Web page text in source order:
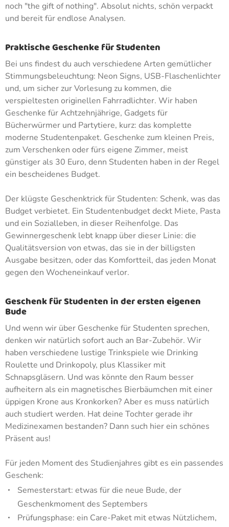
noch "the gift of nothing". Absolut nichts, schön verpackt
und bereit für endlose Analysen.
Praktische Geschenke für Studenten
Bei uns findest du auch verschiedene Arten gemütlicher
Stimmungsbeleuchtung: Neon Signs, USB-Flaschenlichter
und, um sicher zur Vorlesung zu kommen, die
verspieltesten originellen Fahrradlichter. Wir haben
Geschenke für Achtzehnjährige, Gadgets für
Bücherwürmer und Partytiere, kurz: das komplette
moderne Studentenpaket. Geschenke zum kleinen Preis,
zum Verschenken oder fürs eigene Zimmer, meist
günstiger als 30 Euro, denn Studenten haben in der Regel
ein bescheidenes Budget.
Der klügste Geschenktrick für Studenten: Schenk, was das
Budget verbietet. Ein Studentenbudget deckt Miete, Pasta
und ein Sozialleben, in dieser Reihenfolge. Das
Gewinnergeschenk lebt knapp über dieser Linie: die
Qualitätsversion von etwas, das sie in der billigsten
Ausgabe besitzen, oder das Komfortteil, das jeden Monat
gegen den Wocheneinkauf verlor.
Geschenk für Studenten in der ersten eigenen
Bude
Und wenn wir über Geschenke für Studenten sprechen,
denken wir natürlich sofort auch an Bar-Zubehör. Wir
haben verschiedene lustige Trinkspiele wie Drinking
Roulette und Drinkopoly, plus Klassiker mit
Schnapsgläsern. Und was könnte den Raum besser
aufheitern als ein magnetisches Bierbäumchen mit einer
üppigen Krone aus Kronkorken? Aber es muss natürlich
auch studiert werden. Hat deine Tochter gerade ihr
Medizinexamen bestanden? Dann such hier ein schönes
Präsent aus!
Für jeden Moment des Studienjahres gibt es ein passendes
Geschenk:
Semesterstart: etwas für die neue Bude, der
Geschenkmoment des Septembers
Prüfungsphase: ein Care-Paket mit etwas Nützlichem,